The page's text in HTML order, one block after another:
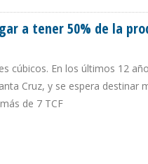
a tener 50% de la
cúbicos. En los últimos 12
Cruz, y se espera
de 7 TCF